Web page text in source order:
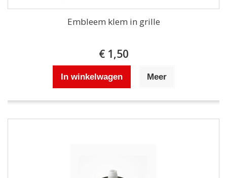
Embleem klem in grille
€ 1,50
In winkelwagen Meer